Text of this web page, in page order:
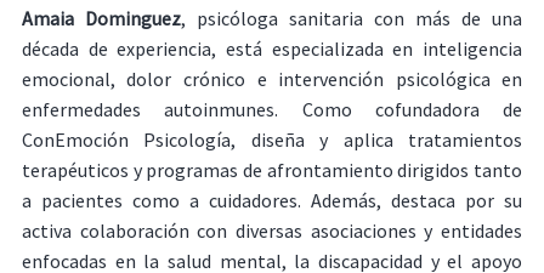
Amaia Dominguez, psicóloga sanitaria con más de una
década de experiencia, está especializada en inteligencia
emocional, dolor crónico e intervención psicológica en
enfermedades autoinmunes. Como cofundadora de
ConEmoción Psicología, diseña y aplica tratamientos
terapéuticos y programas de afrontamiento dirigidos tanto
a pacientes como a cuidadores. Además, destaca por su
activa colaboración con diversas asociaciones y entidades
enfocadas en la salud mental, la discapacidad y el apoyo